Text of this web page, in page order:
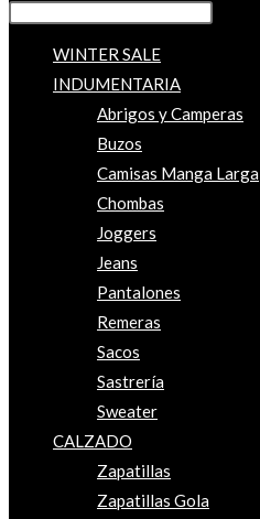
WINTER SALE
INDUMENTARIA
Abrigos y Camperas
Buzos
Camisas Manga Larga
Chombas
Joggers
Jeans
Pantalones
Remeras
Sacos
Sastrería
Sweater
CALZADO
Zapatillas
Zapatillas Gola